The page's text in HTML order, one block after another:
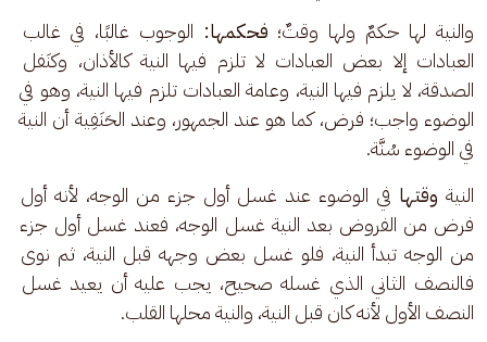
والنية لها حكمٌ ولها وقتٌ؛ فحكمها: الوجوب غالبًا، في غالب
العبادات إلا بعض العبادات لا تلزم فيها النية كالأذان، وكنَفل
الصدقة، لا يلزم فيها النية، وعامة العبادات تلزم فيها النية، وهو في
الوضوء واجب؛ فرض، كما هو عند الجمهور، وعند الحَنَفِية أن النية
في الوضوء سُنَّة.
النية وقتها في الوضوء عند غسل أول جزء من الوجه، لأنه أول
فرض من الفروض بعد النية غسل الوجه، فعند غسل أول جزء
من الوجه تبدأ النية، فلو غسل بعض وجهه قبل النية، ثم نوى
فالنصف الثاني الذي غسله صحيح، يجب عليه أن يعيد غسل
النصف الأول لأنه كان قبل النية، والنية محلها القلب.